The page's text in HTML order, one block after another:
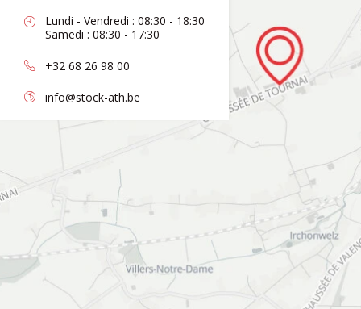
Lundi - Vendredi : 08:30 - 18:30
Samedi : 08:30 - 17:30
+32 68 26 98 00
info@stock-ath.be